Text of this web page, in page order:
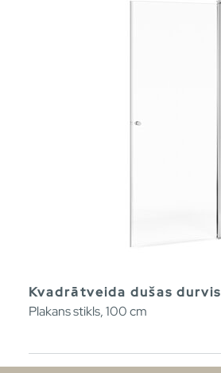
Kvadrātveida dušas durvis
Plakans stikls, 100 cm